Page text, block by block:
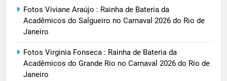
Fotos Viviane Araújo : Rainha de Bateria da
Acadêmicos do Salgueiro no Carnaval 2026 do Rio de
Janeiro
Fotos Virginia Fonseca : Rainha de Bateria da
Acadêmicos do Grande Rio no Carnaval 2026 do Rio de
Janeiro